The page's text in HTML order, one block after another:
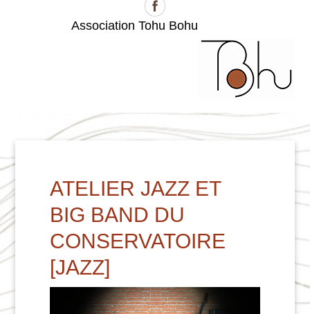
Association Tohu Bohu
ATELIER JAZZ ET
BIG BAND DU
CONSERVATOIRE
[JAZZ]